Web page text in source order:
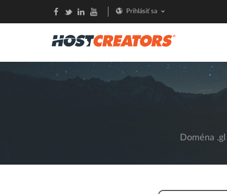
Prihlásiť sa
Doména